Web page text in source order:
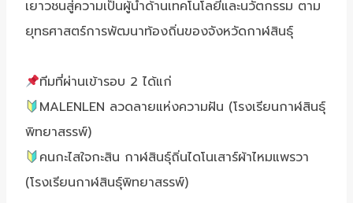
เยาวชนสู่ความเป็นผู้นำด้านเทคโนโลยีและนวัตกรรม ตาม
ยุทธศาสตร์การพัฒนาท้องถิ่นของจังหวัดกาฬสินธุ์
ทีมที่ผ่านเข้ารอบ 2 ได้แก่
MALENLEN ลวดลายแห่งความฝัน (โรงเรียนกาฬสินธุ์
พิทยาสรรพ์)
คนกะไสใจกะสิน กาฬสินธุ์ถิ่นไดโนเสาร์ผ้าไหมแพรวา
(โรงเรียนกาฬสินธุ์พิทยาสรรพ์)